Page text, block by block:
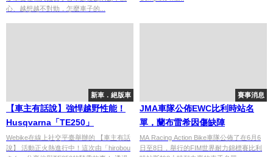
心、越想越不對勁，怎麼車子的...
新車．絕版車
【車主有話說】強悍越野性能！
Husqvarna「TE250」
Webike在線上社交平臺舉辦的 【車主有話
說】 活動正火熱進行中！這次由「hirobou
賽事消息
JMA車隊公佈EWC比利時站名
單，蘭布雷希因傷缺陣
MA Racing Action Bike車隊公佈了在6月6
日至8日，舉行的FIM世界耐力錦標賽比利